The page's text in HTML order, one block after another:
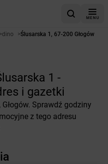
MENU
>dino >Ślusarska 1, 67-200 Głogów
1 -
i gazetki
Sprawdź godziny
z tego adresu